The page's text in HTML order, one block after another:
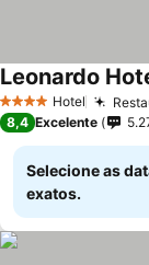
4 EstrelasHotel
Leonardo
8,4 Excelente
Selecione as
exatos.